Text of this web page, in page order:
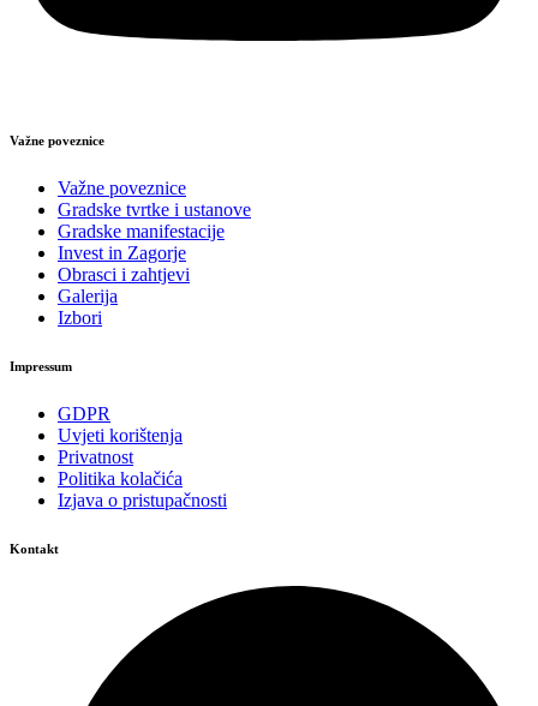
Važne poveznice
Važne poveznice
Gradske tvrtke i ustanove
Gradske manifestacije
Invest in Zagorje
Obrasci i zahtjevi
Galerija
Izbori
Impressum
GDPR
Uvjeti korištenja
Privatnost
Politika kolačića
Izjava o pristupačnosti
Kontakt